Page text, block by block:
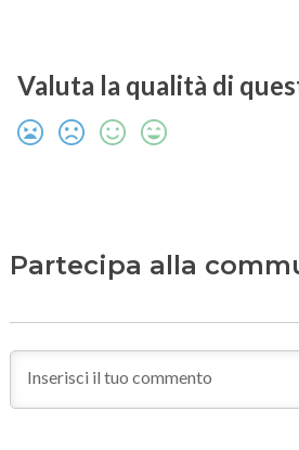
Valuta la qualità di
Partecipa alla